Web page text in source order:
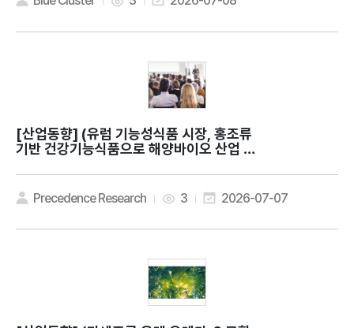
[산업동향]
기반 건강기능식품으로 해양바이오 산업 확
Expands as Pure Ocean Algae Lau
nches Red Seaweed Supplements
Precedence Research 3 2026-07-07